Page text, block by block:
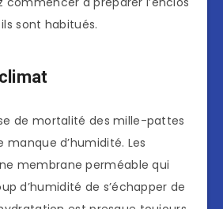
sont habitués.
de mortalité des mille-pattes
d’humidité. Les
membrane perméable qui
d’humidité de s’échapper de